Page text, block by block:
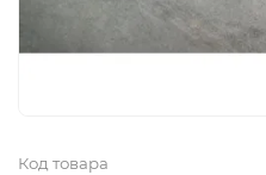
Код товара